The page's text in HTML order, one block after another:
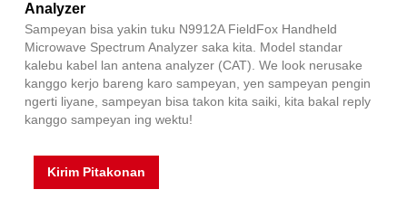
Analyzer
Sampeyan bisa yakin tuku N9912A FieldFox Handheld
Microwave Spectrum Analyzer saka kita. Model standar
kalebu kabel lan antena analyzer (CAT). We look nerusake
kanggo kerjo bareng karo sampeyan, yen sampeyan pengin
ngerti liyane, sampeyan bisa takon kita saiki, kita bakal reply
kanggo sampeyan ing wektu!
Kirim Pitakonan